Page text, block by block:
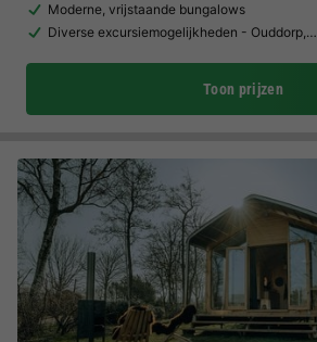
Moderne, vrijstaande bungalows
Diverse excursiemogelijkheden - Ouddorp,…
Toon prijzen